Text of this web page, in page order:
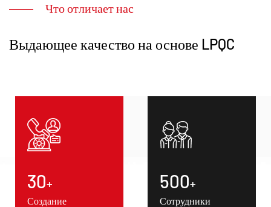
Что отличает нас
Выдающее качество на основе LPQC
30+
Создание
500+
Сотрудники